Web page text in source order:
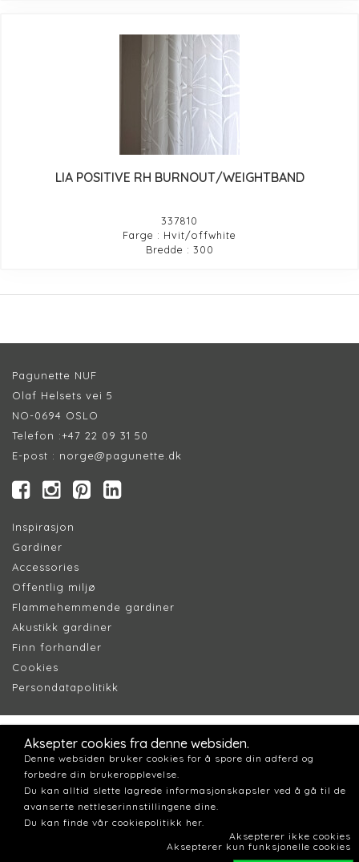
LIA POSITIVE RH BURNOUT/WEIGHTBAND
337810
Farge : Hvit/offwhite
Bredde : 300
Pagunette NUF
Olaf Helsets vei 5
NO-0694 OSLO
Telefon :+47 22 09 31 50
E-post : norge@pagunette.dk
Inspirasjon
Gardiner
Accessories
Offentlig miljø
Flammehemmende gardiner
Akustikk gardiner
Finn forhandler
Cookies
Persondatapolitikk
Aksepter cookies fra denne websiden.
Denne websiden bruker cookies for å spore din adferd og
forbedre din brukeropplevelse.
Du kan alltid slette lagrede informasjonskapsler ved å gå til de
avanserte nettleserinnstillingene dine.
Du kan finde vår cookiepolitikk her.
Aksepterer ikke cookies
Aksepterer kun funksjonelle cookies